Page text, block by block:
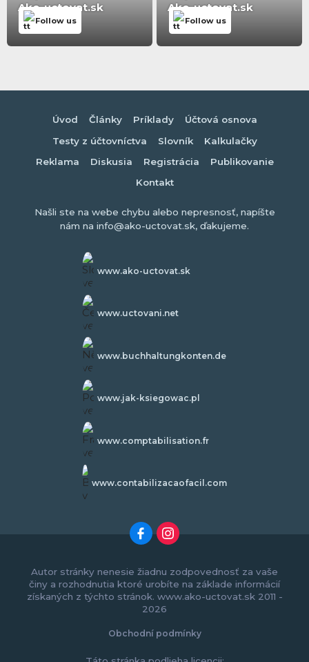
Ako-uctovat.sk
Follow us
Ako-uctovat.sk
Follow us
Úvod Články Príklady
Účtová osnova
Testy z účtovníctva
Slovník
Kalkulačky
Reklama
Diskusia Registrácia
Publikovanie
Kontakt
Našli ste na webe chybu alebo nepresnosť, napíšte
nám na info@ako-uctovat.sk, ďakujeme.
www.ako-uctovat.sk
www.uctovani.net
www.buchhaltungkonten.de
www.jak-ksiegowac.pl
www.comptabilisation.fr
www.contabilizacaofacil.com
Autor stránky nenesie žiadnu zodpovednosť za vaše
činy a rozhodnutia ktoré urobíte na základe informácií
získaných z týchto stránok. www.ako-uctovat.sk 2011 -
2026
Obchodní podmínky